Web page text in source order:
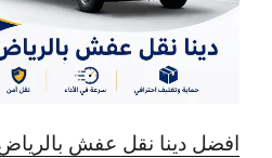
افضل دينا نقل عفش